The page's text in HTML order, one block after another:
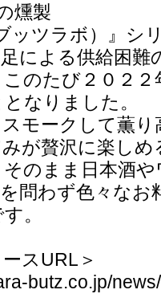
燻製
ッツラボ）』シ
による供給困難
のたび２０２
なりました。
モークして薫
が贅沢に楽し
そのまま日本酒
問わず色々な
。
スURL＞
butz.co.jp/